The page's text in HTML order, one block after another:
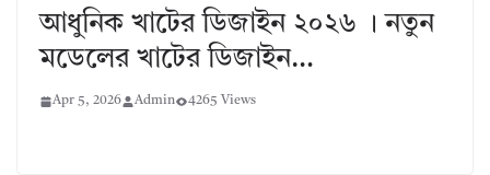
আধুনিক খাটের ডিজাইন ২০২৬ । নতুন
মডেলের খাটের ডিজাইন…
Apr 5, 2026 Admin 4265 Views